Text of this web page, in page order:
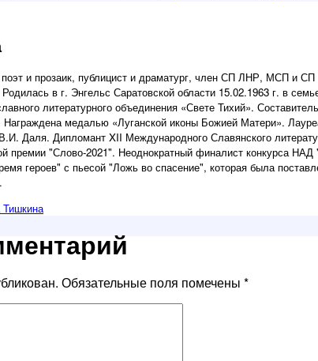
и прозаик, публицист и драматург, член СП ЛНР, МСП и СП
в г. Энгельс Саратовской области 15.02.1963 г. в
литературного объединения «Свете Тихий».
Награждена медалью «Луганской иконы Божией Матери».
Даля. Дипломант XII Международного Славянского
премии "Слово-2021". Неоднократный финалист конкурса
героев" с пьесой "Ложь во спасение", которая была
Тишкина
Обязательные поля помечены *